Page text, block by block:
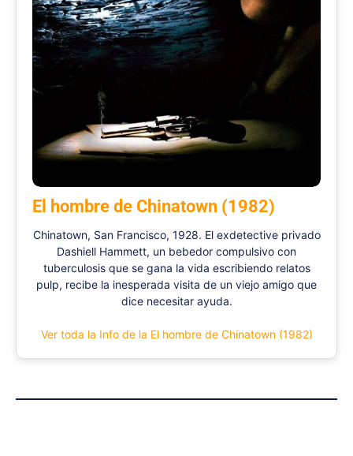
El hombre de Chinatown (1982)
Chinatown, San Francisco, 1928. El exdetective privado
Dashiell Hammett, un bebedor compulsivo con
tuberculosis que se gana la vida escribiendo relatos
pulp, recibe la inesperada visita de un viejo amigo que
dice necesitar ayuda.
Ver toda la Info de la El hombre de Chinatown (1982)